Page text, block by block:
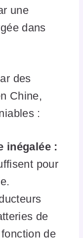
une
dans
des
Chine,
:
inégalée :
pour
de
de